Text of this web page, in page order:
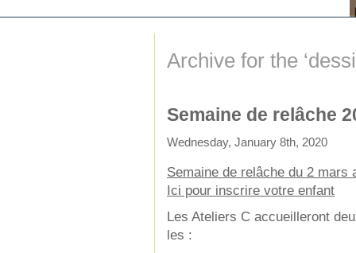
Archive for the
Semaine de relâche
Wednesday, January 8th, 2020
Semaine de relâche du 2 mars
Ici pour inscrire votre enfant
Les Ateliers C accueilleront
les :